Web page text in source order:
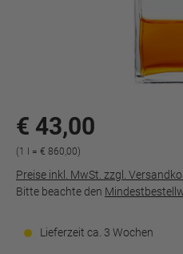
€ 43,00
(1 l = € 860,00)
Preise inkl. MwSt. zzgl.
Bitte beachte den
Lieferzeit ca. 3 Wochen